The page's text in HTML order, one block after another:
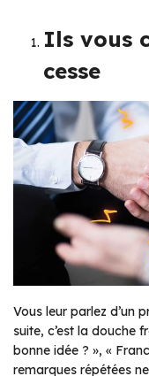
Ils vous
cesse
Vous leur parlez d’un
suite, c’est la douche
bonne idée ? », «
remarques répétées